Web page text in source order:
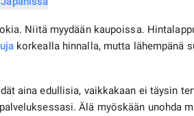
Niitä myydään kaupoissa.
korkealla hinnalla, mutta lähempänä
aina edullisia, vaikkakaan ei täysin
Älä myöskään unohda